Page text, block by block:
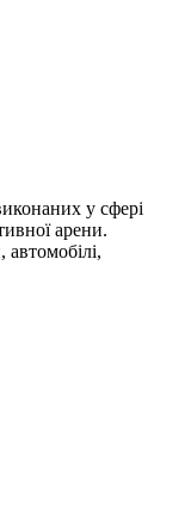
у сфері
арени.